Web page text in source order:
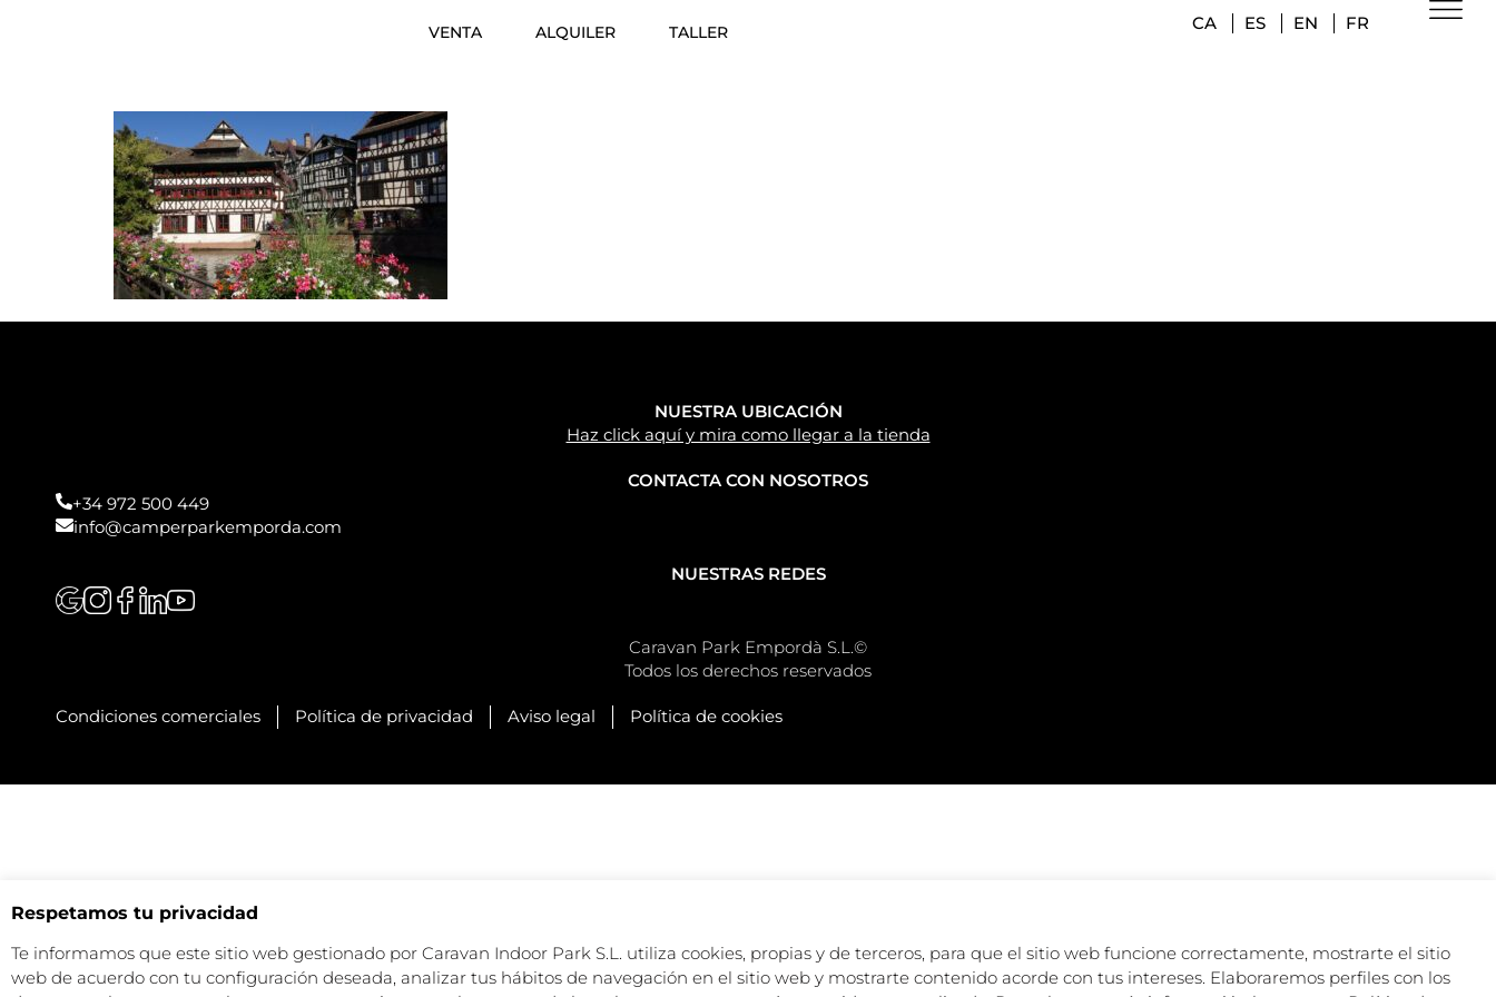
VENTA ALQUILER TALLER CA ES EN FR
NUESTRA UBICACIÓN
Haz click aquí y mira como llegar a la tienda
CONTACTA CON NOSOTROS
+34 972 500 449
info@camperparkemporda.com
NUESTRAS REDES
Caravan Park Empordà S.L.©
Todos los derechos reservados
Condiciones comerciales Política de privacidad Aviso legal Política de cookies
Respetamos tu privacidad
Te informamos que este sitio web gestionado por Caravan Indoor Park S.L. utiliza cookies, propias y de terceros, para que el sitio web funcione correctamente, mostrarte el sitio
web de acuerdo con tu configuración deseada, analizar tus hábitos de navegación en el sitio web y mostrarte contenido acorde con tus intereses. Elaboraremos perfiles con los